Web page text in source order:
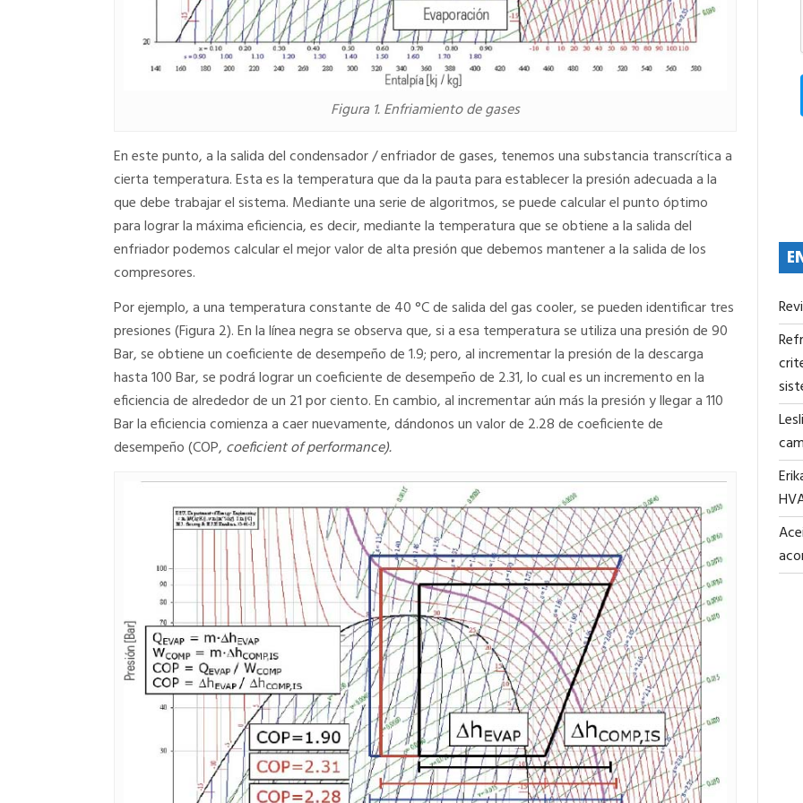
Figura 1. Enfriamiento de gases
En este punto, a la salida del condensador / enfriador de gases, tenemos una substancia transcrítica a
cierta temperatura. Esta es la temperatura que da la pauta para establecer la presión adecuada a la
que debe trabajar el sistema. Mediante una serie de algoritmos, se puede calcular el punto óptimo
para lograr la máxima eficiencia, es decir, mediante la temperatura que se obtiene a la salida del
enfriador podemos calcular el mejor valor de alta presión que debemos mantener a la salida de los
compresores.
Por ejemplo, a una temperatura constante de 40 °C de salida del gas cooler, se pueden identificar tres
presiones (Figura 2). En la línea negra se observa que, si a esa temperatura se utiliza una presión de 90
Bar, se obtiene un coeficiente de desempeño de 1.9; pero, al incrementar la presión de la descarga
hasta 100 Bar, se podrá lograr un coeficiente de desempeño de 2.31, lo cual es un incremento en la
eficiencia de alrededor de un 21 por ciento. En cambio, al incrementar aún más la presión y llegar a 110
Bar la eficiencia comienza a caer nuevamente, dándonos un valor de 2.28 de coeficiente de
desempeño (COP, coeficient of performance).